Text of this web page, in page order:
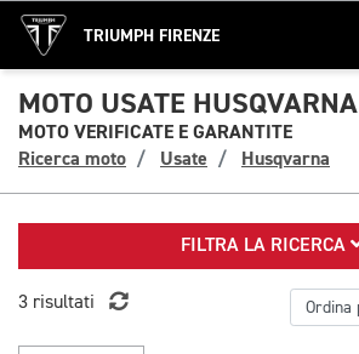
TRIUMPH FIRENZE
MOTO USATE HUSQVARNA
MOTO VERIFICATE E GARANTITE
Ricerca moto
Usate Husqvarna
FILTRA LA RICERCA
3 risultati